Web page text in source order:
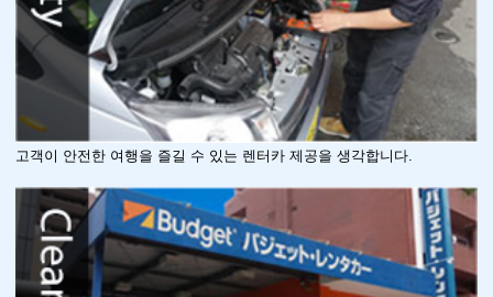
고객이 안전한 여행을 즐길 수 있는 렌터카 제공을 생각합니다.